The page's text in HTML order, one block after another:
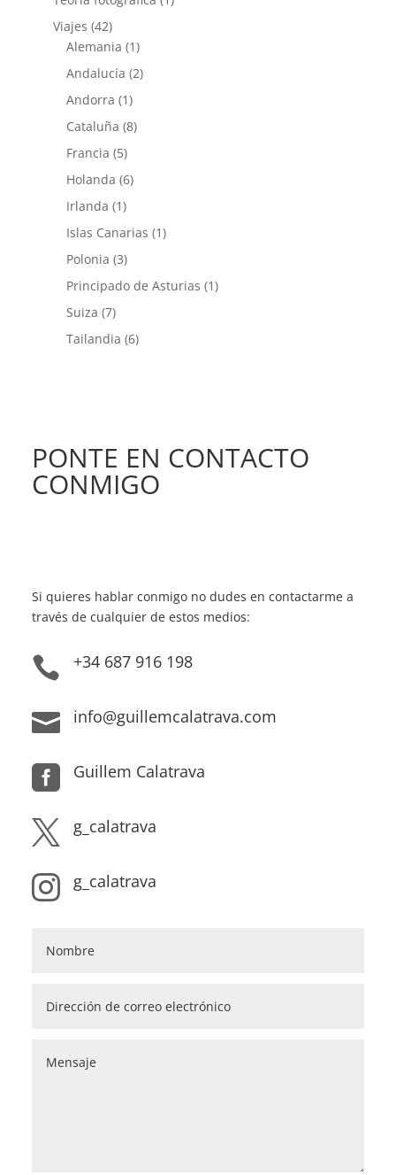
Viajes (42)
Alemania (1)
Andalucía (2)
Andorra (1)
Cataluña (8)
Francia (5)
Holanda (6)
Irlanda (1)
Islas Canarias (1)
Polonia (3)
Principado de Asturias (1)
Suiza (7)
Tailandia (6)
PONTE EN CONTACTO
CONMIGO
Si quieres hablar conmigo no dudes en contactarme a
través de cualquier de estos medios:
 +34 687 916 198
 info@guillemcalatrava.com
 Guillem Calatrava
 g_calatrava
 g_calatrava